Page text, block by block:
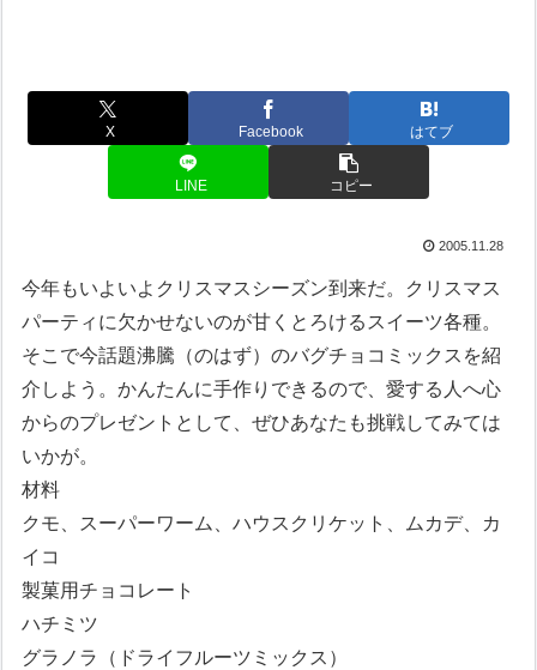
X Facebook はてブ
LINE コピー
2005.11.28
今年もいよいよクリスマスシーズン到来だ。クリスマス
パーティに欠かせないのが甘くとろけるスイーツ各種。
そこで今話題沸騰（のはず）のバグチョコミックスを紹
介しよう。かんたんに手作りできるので、愛する人へ心
からのプレゼントとして、ぜひあなたも挑戦してみては
いかが。
材料
クモ、スーパーワーム、ハウスクリケット、ムカデ、カ
イコ
製菓用チョコレート
ハチミツ
グラノラ（ドライフルーツミックス）